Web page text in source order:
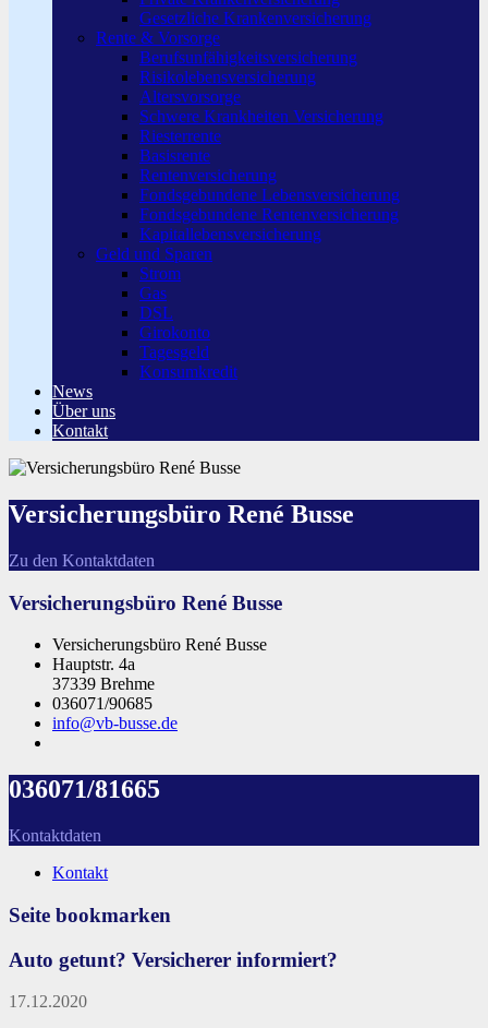
Gesetzliche Krankenversicherung
Rente & Vorsorge
Berufs­unfähigkeitsversicherung
Risikolebensversicherung
Altersvorsorge
Schwere Krankheiten Versicherung
Riesterrente
Basisrente
Rentenversicherung
Fondsgebundene Lebensversicherung
Fondsgebundene Rentenversicherung
Kapitallebensversicherung
Geld und Sparen
Strom
Gas
DSL
Girokonto
Tagesgeld
Konsumkredit
News
Über uns
Kontakt
Versicherungsbüro René Busse
Zu den Kontaktdaten
Versicherungsbüro René Busse
Versicherungsbüro René Busse
Hauptstr. 4a
37339 Brehme
036071/90685
info@vb-busse.de
036071/81665
Kontaktdaten
Kontakt
Seite bookmarken
Auto getunt? Versicherer informiert?
17.12.2020